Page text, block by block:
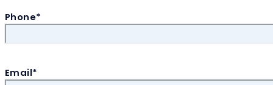
Phone*
Email*